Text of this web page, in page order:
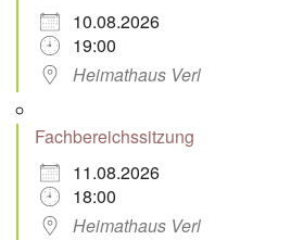
10.08.2026
19:00
Heimathaus Verl
Fachbereichssitzung
11.08.2026
18:00
Heimathaus Verl